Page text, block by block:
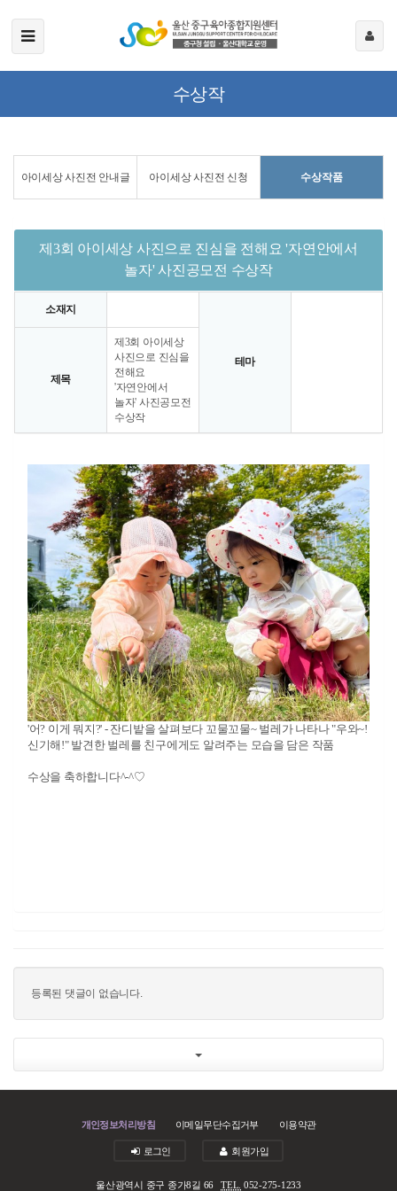
수상작
아이세상 사진전 안내글 아이세상 사진전 신청 수상작품
제3회 아이세상 사진으로 진심을 전해요 '자연안에서
놀자' 사진공모전 수상작
소재지
테마
제목
제3회 아이세상
사진으로 진심을
전해요
'자연안에서
놀자' 사진공모전
수상작
'어? 이게 뭐지?' - 잔디밭을 살펴보다 꼬물꼬물~ 벌레가 나타나 "우와~!
신기해!" 발견한 벌레를 친구에게도 알려주는 모습을 담은 작품
수상을 축하합니다^-^♡
등록된 댓글이 없습니다.
개인정보처리방침 이메일무단수집거부 이용약관
로그인 회원가입
울산광역시 중구 종가8길 66TEL. 052-275-1233